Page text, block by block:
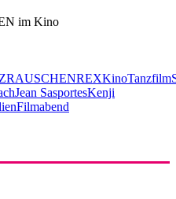
im Kino
REXKinoTanzfilm
Jean SasportesKenji
Filmabend